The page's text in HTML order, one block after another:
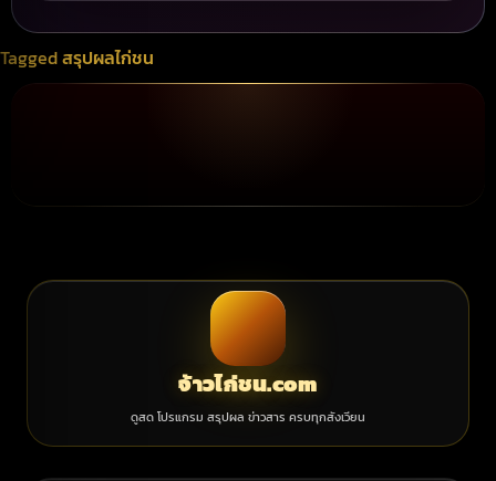
Taggedสรุปผลไก่ชน
จ้าวไก่ชน.com
ดูสด โปรแกรม สรุปผล ข่าวสาร ครบทุกสังเวียน